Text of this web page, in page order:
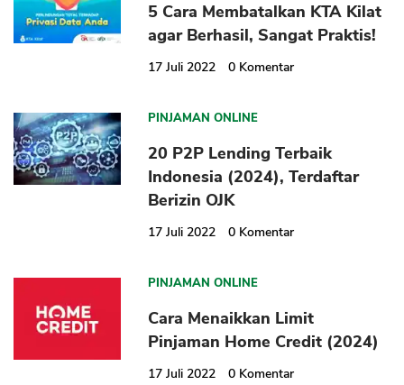
5 Cara Membatalkan KTA Kilat
agar Berhasil, Sangat Praktis!
17 Juli 2022 0 Komentar
PINJAMAN ONLINE
20 P2P Lending Terbaik
Indonesia (2024), Terdaftar
Berizin OJK
17 Juli 2022 0 Komentar
PINJAMAN ONLINE
Cara Menaikkan Limit
Pinjaman Home Credit (2024)
17 Juli 2022 0 Komentar
CANCEL